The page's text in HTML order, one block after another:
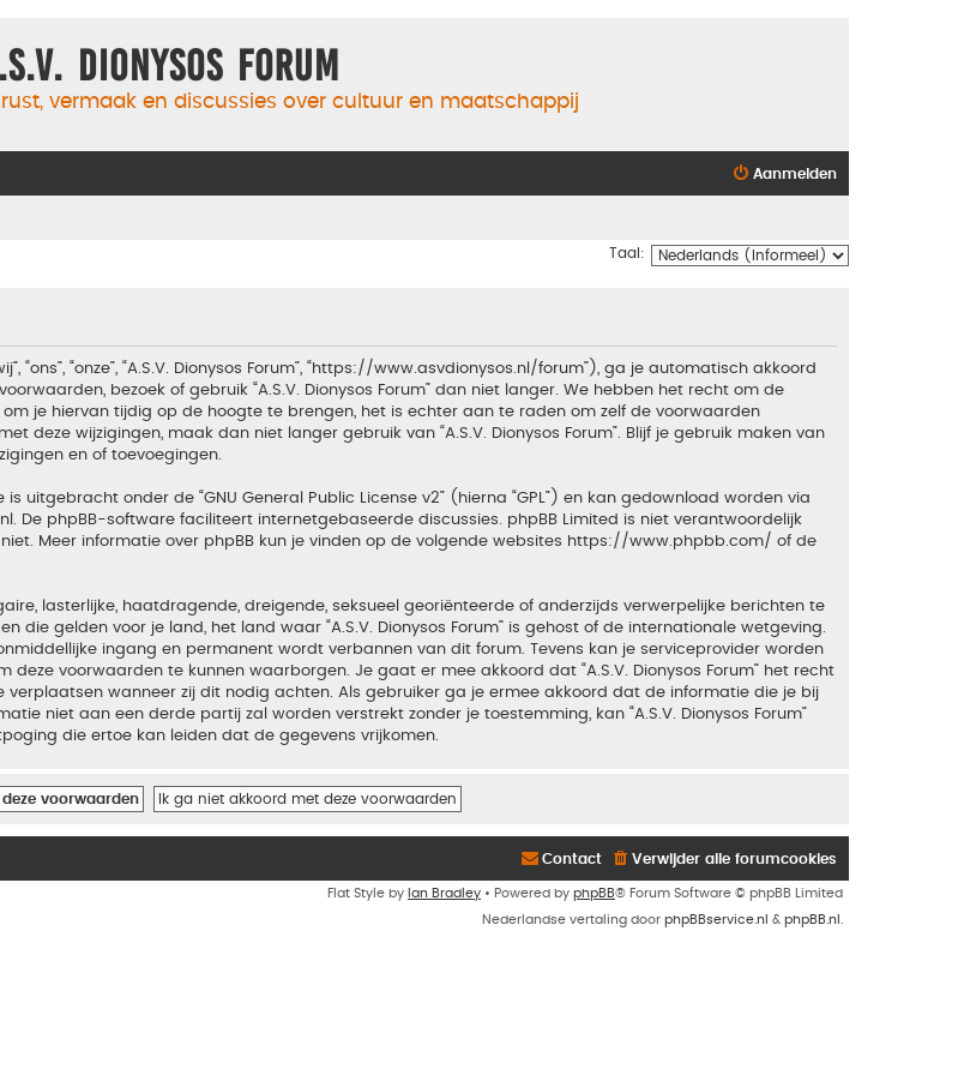
Dionysos Forum
vermaak en discussies over cultuur en maatschappij
Aanmelden
Taal:
“ons”, “onze”, “A.S.V. Dionysos Forum”, “https://www.asvdionysos.nl/forum”), ga je automatisch akkoord
bezoek of gebruik “A.S.V. Dionysos Forum” dan niet langer. We hebben het recht om de
je hiervan tijdig op de hoogte te brengen, het is echter aan te raden om zelf de voorwaarden
deze wijzigingen, maak dan niet langer gebruik van “A.S.V. Dionysos Forum”. Blijf je gebruik maken van
en of toevoegingen.
is uitgebracht onder de “GNU General Public License v2” (hierna “GPL”) en kan gedownload worden via
. De phpBB-software faciliteert internetgebaseerde discussies. phpBB Limited is niet verantwoordelijk
Meer informatie over phpBB kun je vinden op de volgende websites https://www.phpbb.com/ of de
lasterlijke, haatdragende, dreigende, seksueel georiënteerde of anderzijds verwerpelijke berichten te
gelden voor je land, het land waar “A.S.V. Dionysos Forum” is gehost of de internationale wetgeving.
ingang en permanent wordt verbannen van dit forum. Tevens kan je serviceprovider worden
voorwaarden te kunnen waarborgen. Je gaat er mee akkoord dat “A.S.V. Dionysos Forum” het recht
verplaatsen wanneer zij dit nodig achten. Als gebruiker ga je ermee akkoord dat de informatie die je bij
niet aan een derde partij zal worden verstrekt zonder je toestemming, kan “A.S.V. Dionysos Forum”
die ertoe kan leiden dat de gegevens vrijkomen.
Verwijder alle forumcookies
Contact
Flat Style by Ian Bradley • Powered by phpBB® Forum Software © phpBB Limited
Nederlandse vertaling door phpBBservice.nl & phpBB.nl